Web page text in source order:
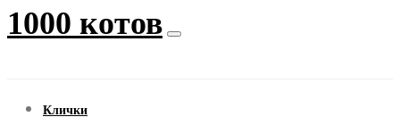
1000 котов
Клички